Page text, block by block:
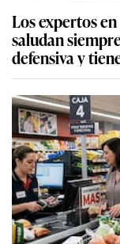
Los expertos
saludan
defensiva y